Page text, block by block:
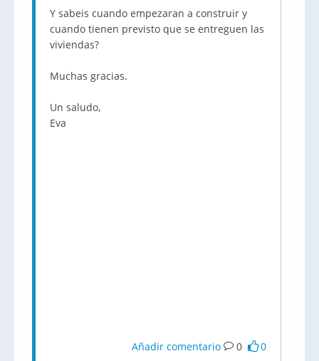
Y sabeis cuando empezaran a construir y
cuando tienen previsto que se entreguen las
viviendas?
Muchas gracias.
Un saludo,
Eva
Añadir comentario 0 0